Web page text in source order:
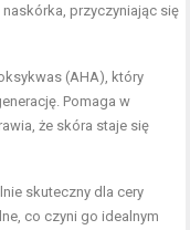
przyczyniając się
(AHA), który
Pomaga w
że skóra staje się
skuteczny dla cery
co czyni go idealnym